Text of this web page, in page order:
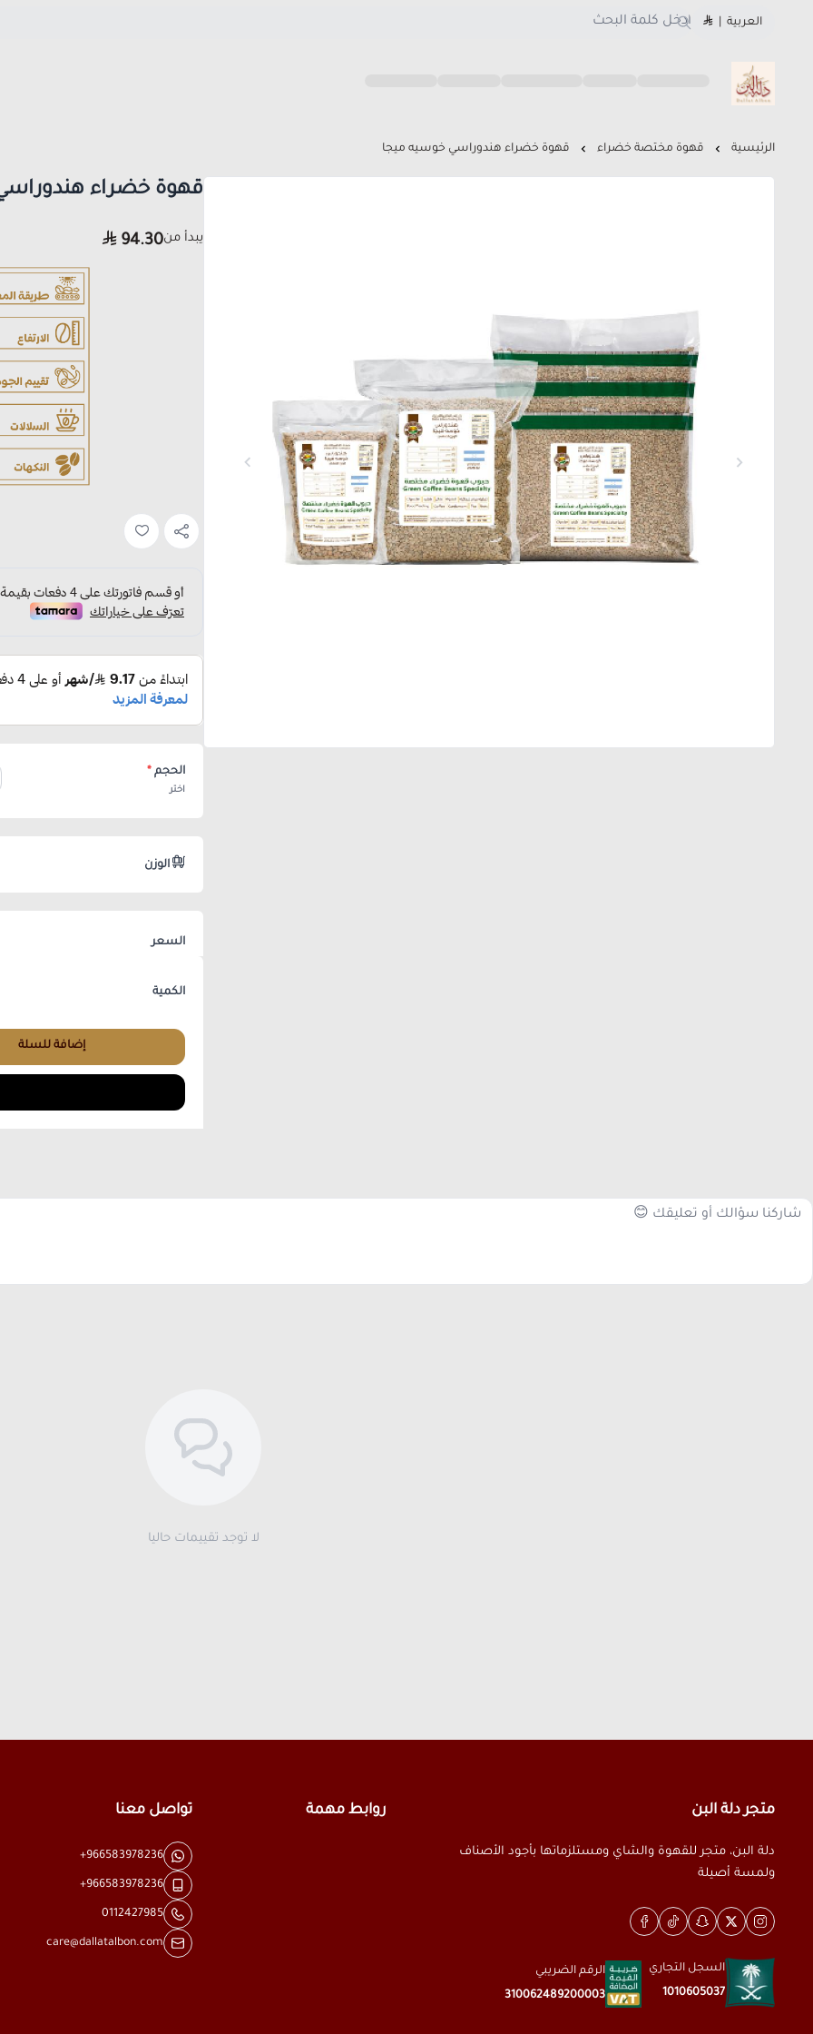
العربية
متجر دلة البن
الرئيسية قهوة مختصة خضراء قهوة خضراء هندوراسي خوسيه ميجا
قهوة خضراء
يبدأ من94.30
الحجم *
اختر
الوزن
السعر
الكمية
إضافة للسلة
لا توجد تقييمات حاليا
متجر دلة البن
دلة البن، متجر للقهوة والشاي ومستلزماتها بأجود الأصناف
ولمسة أصيلة
السجل التجاري
1010605037
الرقم الضريبي
310062489200003
روابط مهمة تواصل معنا
+966583978236
+966583978236
0112427985
care@dallatalbon.com